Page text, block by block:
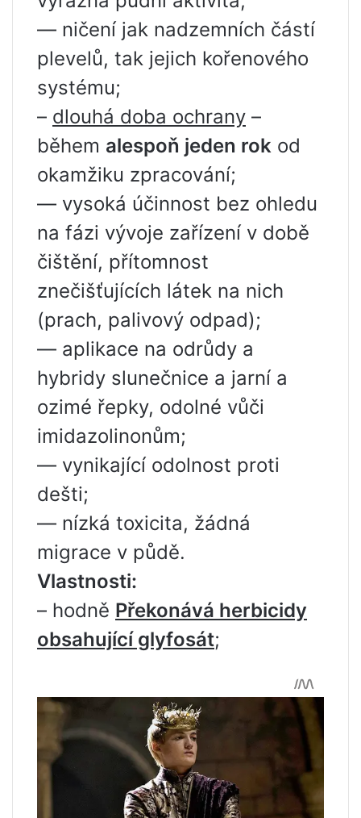
— ničení jak nadzemních částí
plevelů, tak jejich kořenového
systému;
– dlouhá doba ochrany –
během alespoň jeden rok od
okamžiku zpracování;
— vysoká účinnost bez ohledu
na fázi vývoje zařízení v době
čištění, přítomnost
znečišťujících látek na nich
(prach, palivový odpad);
— aplikace na odrůdy a
hybridy slunečnice a jarní a
ozimé řepky, odolné vůči
imidazolinonům;
— vynikající odolnost proti
dešti;
— nízká toxicita, žádná
migrace v půdě.
Vlastnosti:
– hodně Překonává herbicidy
obsahující glyfosát;